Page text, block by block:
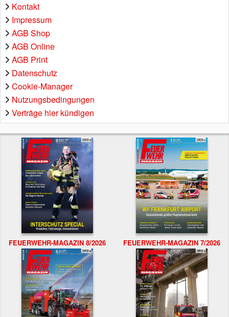
Kontakt
Impressum
AGB Shop
AGB Online
AGB Print
Datenschutz
Cookie-Manager
Nutzungsbedingungen
Verträge hier kündigen
FEUERWEHR-MAGAZIN 8/2026 FEUERWEHR-MAGAZIN 7/2026